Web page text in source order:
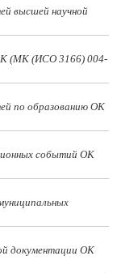
высшей научной
(МК (ИСО 3166) 004-
по образованию ОК
событий ОК
документации ОК